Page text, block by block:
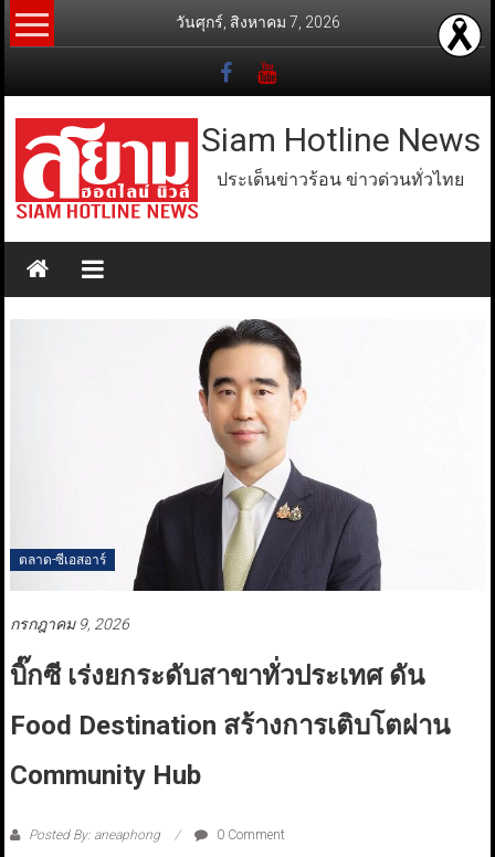
Skip
to
วันศุกร์, สิงหาคม 7, 2026
Siam Hotline News
ประเด็นข่าวร้อน ข่าวด่วนทั่วไทย
ตลาด-ซีเอสอาร์
กรกฎาคม 9, 2026
บิ๊กซี เร่งยกระดับสาขาทั่วประเทศ ดัน
Food Destination สร้างการเติบโตผ่าน
Community Hub
Posted By: aneaphong 0 Comment